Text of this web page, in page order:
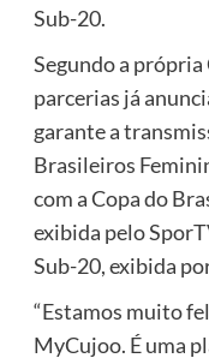
Sub-20.
Segundo a própria
parcerias já
garante a
Brasileiros
com a Copa do
exibida pelo
Sub-20, exibida
“Estamos muito
MyCujoo. É uma